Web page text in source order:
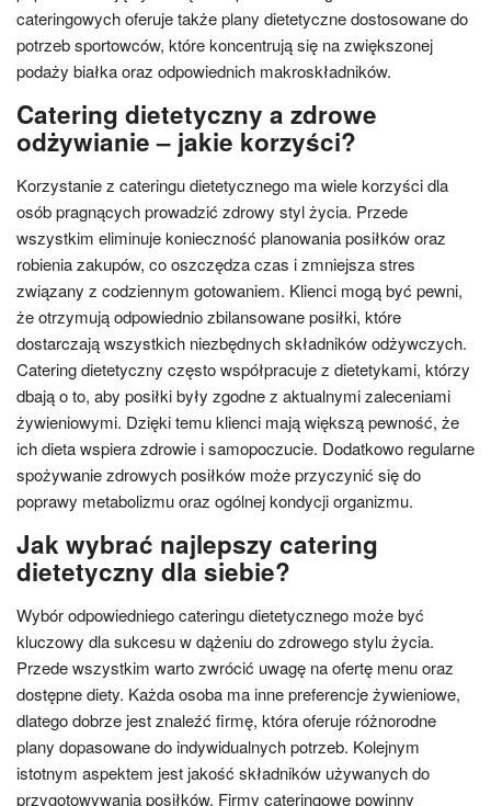
cateringowych oferuje także plany dietetyczne dostosowane do
potrzeb sportowców, które koncentrują się na zwiększonej
podaży białka oraz odpowiednich makroskładników.
Catering dietetyczny a zdrowe
odżywianie – jakie korzyści?
Korzystanie z cateringu dietetycznego ma wiele korzyści dla
osób pragnących prowadzić zdrowy styl życia. Przede
wszystkim eliminuje konieczność planowania posiłków oraz
robienia zakupów, co oszczędza czas i zmniejsza stres
związany z codziennym gotowaniem. Klienci mogą być pewni,
że otrzymują odpowiednio zbilansowane posiłki, które
dostarczają wszystkich niezbędnych składników odżywczych.
Catering dietetyczny często współpracuje z dietetykami, którzy
dbają o to, aby posiłki były zgodne z aktualnymi zaleceniami
żywieniowymi. Dzięki temu klienci mają większą pewność, że
ich dieta wspiera zdrowie i samopoczucie. Dodatkowo regularne
spożywanie zdrowych posiłków może przyczynić się do
poprawy metabolizmu oraz ogólnej kondycji organizmu.
Jak wybrać najlepszy catering
dietetyczny dla siebie?
Wybór odpowiedniego cateringu dietetycznego może być
kluczowy dla sukcesu w dążeniu do zdrowego stylu życia.
Przede wszystkim warto zwrócić uwagę na ofertę menu oraz
dostępne diety. Każda osoba ma inne preferencje żywieniowe,
dlatego dobrze jest znaleźć firmę, która oferuje różnorodne
plany dopasowane do indywidualnych potrzeb. Kolejnym
istotnym aspektem jest jakość składników używanych do
przygotowywania posiłków. Firmy cateringowe powinny